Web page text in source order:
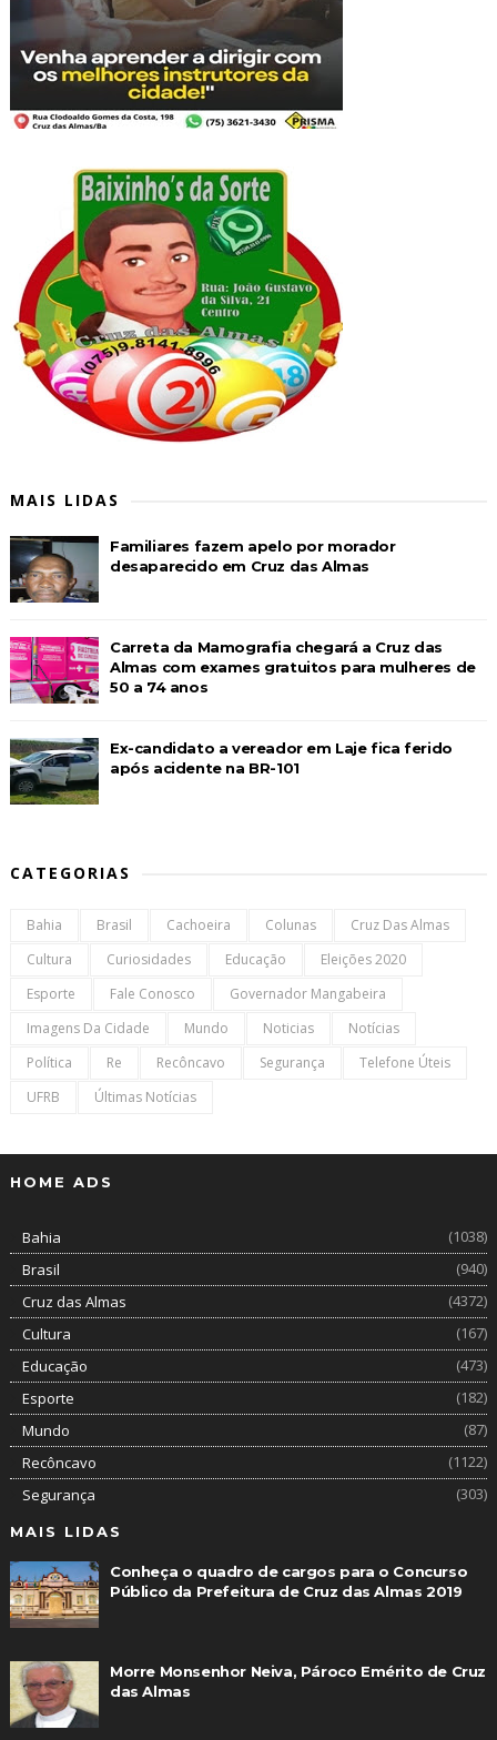
MAIS LIDAS
Familiares fazem apelo por morador
desaparecido em Cruz das Almas
Carreta da Mamografia chegará a Cruz das
Almas com exames gratuitos para mulheres de
50 a 74 anos
Ex-candidato a vereador em Laje fica ferido
após acidente na BR-101
CATEGORIAS
Bahia Brasil Cachoeira Colunas
Cruz Das Almas
Cultura
Curiosidades Educação
Eleições 2020
Esporte
Fale Conosco
Governador Mangabeira
Imagens Da Cidade
Mundo Noticias
Notícias
Política
Re Recôncavo Segurança
Telefone Úteis
UFRB
Últimas Notícias
HOME ADS
Bahia
(1038)
Brasil
(940)
Cruz das Almas
(4372)
Cultura
(167)
Educação
(473)
Esporte
(182)
Mundo
(87)
Recôncavo
(1122)
Segurança
(303)
MAIS LIDAS
Conheça o quadro de cargos para o Concurso
Público da Prefeitura de Cruz das Almas 2019
Morre Monsenhor Neiva, Pároco Emérito de Cruz
das Almas